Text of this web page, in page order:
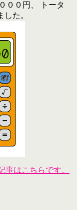
００円、 トータ
た。
事はこちらです。